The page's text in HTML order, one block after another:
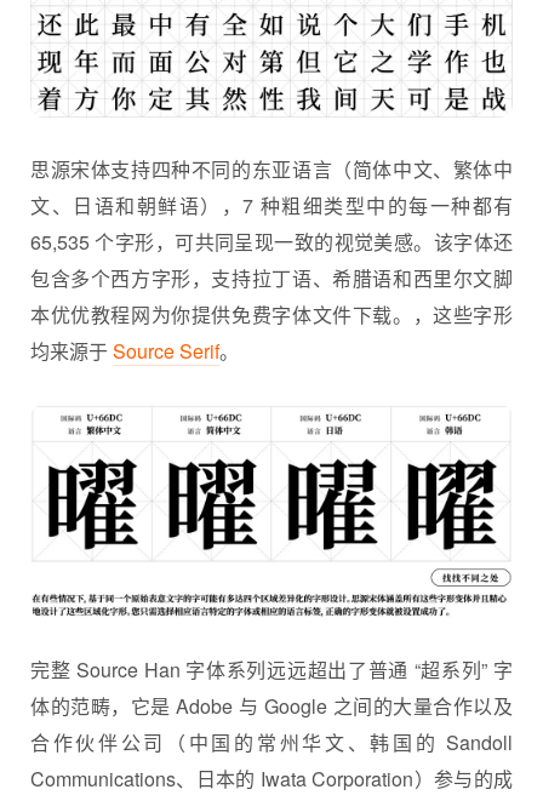
思源宋体支持四种不同的东亚语言（简体中文、繁体中
文、日语和朝鲜语），7 种粗细类型中的每一种都有
65,535 个字形，可共同呈现一致的视觉美感。该字体还
包含多个西方字形，支持拉丁语、希腊语和西里尔文脚
本优优教程网为你提供免费字体文件下载。，这些字形
均来源于Source Serif。
完整 Source Han 字体系列远远超出了普通 “超系列” 字
体的范畴，它是 Adobe 与 Google 之间的大量合作以及
合作伙伴公司（中国的常州华文、韩国的 Sandoll
Communications、日本的 Iwata Corporation）参与的成